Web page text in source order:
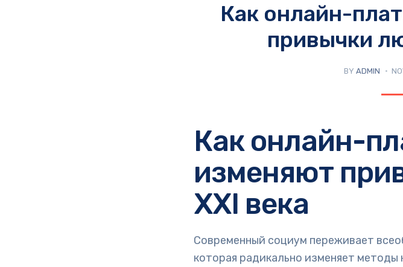
Как онлайн-
привычки
BY ADMIN
Как онлайн-
изменяют
XXI века
Современный социум переживает
которая радикально изменяет